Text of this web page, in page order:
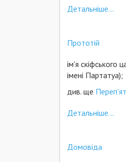
Детальніше...
Прототій
ім'я скіфського
імені Партатуа);
див. ще Переп'ят
Детальніше...
Домовіда